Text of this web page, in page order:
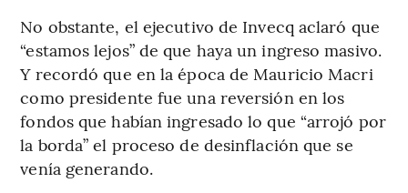
No obstante, el ejecutivo de Invecq aclaró que
“estamos lejos” de que haya un ingreso masivo.
Y recordó que en la época de Mauricio Macri
como presidente fue una reversión en los
fondos que habían ingresado lo que “arrojó por
la borda” el proceso de desinflación que se
venía generando.